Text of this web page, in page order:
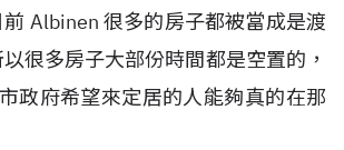
Albinen 很多的房子都被當成是渡
很多房子大部份時間都是空置的，
政府希望來定居的人能夠真的在那